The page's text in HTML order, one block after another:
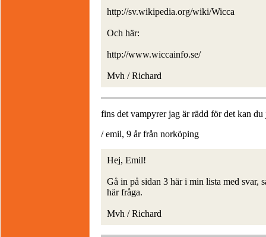
http://sv.wikipedia.org/wiki/Wicca
Och här:
http://www.wiccainfo.se/
Mvh / Richard
fins det vampyrer jag är rädd för det kan
/ emil, 9 år från norköping
Hej, Emil!
Gå in på sidan 3 här i min lista med svar,
här fråga.
Mvh / Richard